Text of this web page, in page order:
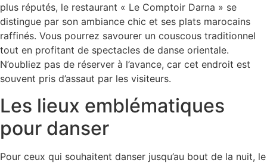
plus réputés, le restaurant « Le Comptoir Darna » se
distingue par son ambiance chic et ses plats marocains
raffinés. Vous pourrez savourer un couscous traditionnel
tout en profitant de spectacles de danse orientale.
N’oubliez pas de réserver à l’avance, car cet endroit est
souvent pris d’assaut par les visiteurs.
Les lieux emblématiques
pour danser
Pour ceux qui souhaitent danser jusqu’au bout de la nuit, le